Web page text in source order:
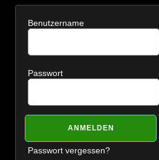
Benutzername
Passwort
Passwort vergessen?